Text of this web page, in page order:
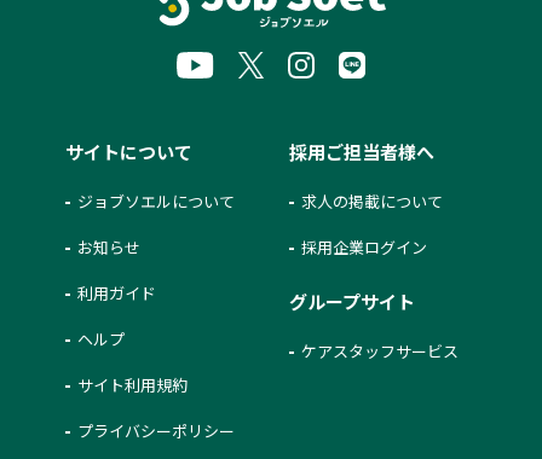
サイトについて
ジョブソエルについて
お知らせ
利用ガイド
ヘルプ
サイト利用規約
プライバシーポリシー
採用ご担当者様へ
求人の掲載について
採用企業ログイン
グループサイト
ケアスタッフサービス